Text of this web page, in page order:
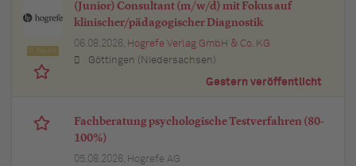
(Junior) Consultant (m/w/d) mit Fokus auf
klinischer/pädagogischer Diagnostik
06.08.2026, Hogrefe Verlag GmbH & Co. KG
Göttingen (Niedersachsen)
Gestern veröffentlicht
Fachberatung psychologische Testverfahren (80-
100%)
05.08.2026, Hogrefe AG